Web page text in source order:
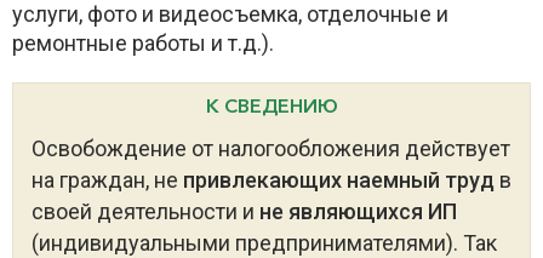
услуги, фото и видеосъемка, отделочные и
ремонтные работы и т.д.).
К СВЕДЕНИЮ
Освобождение от налогообложения действует
на граждан, не привлекающих наемный труд в
своей деятельности и не являющихся ИП
(индивидуальными предпринимателями). Так